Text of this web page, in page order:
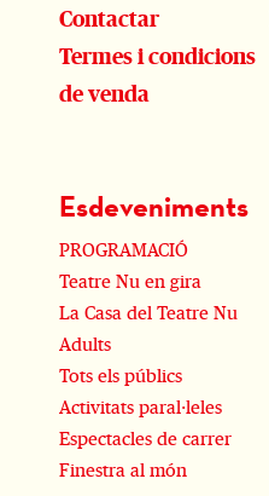
Contactar
Termes i condicions
de venda
Esdeveniments
PROGRAMACIÓ
Teatre Nu en gira
La Casa del Teatre Nu
Adults
Tots els públics
Activitats paral·leles
Espectacles de carrer
Finestra al món